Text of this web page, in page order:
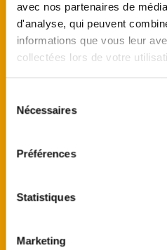
avec nos partenaires de
d'analyse, qui peuvent
informations que vous leur
collectées lors de votre
Nécessaires
Préférences
Statistiques
Marketing
Diffuseur :TF1
Genre :Concours
Karine Ferri